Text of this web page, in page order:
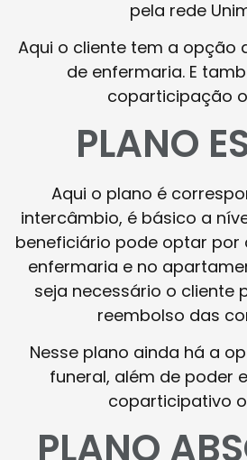
pela rede
Aqui o cliente tem a opção
de enfermaria. E
coparticipação
PLANO
Aqui o plano é
intercâmbio, é básico a
beneficiário pode optar
enfermaria e no
seja necessário o cliente
reembolso das
Nesse plano ainda há a
funeral, além de poder
coparticipativo
PLANO